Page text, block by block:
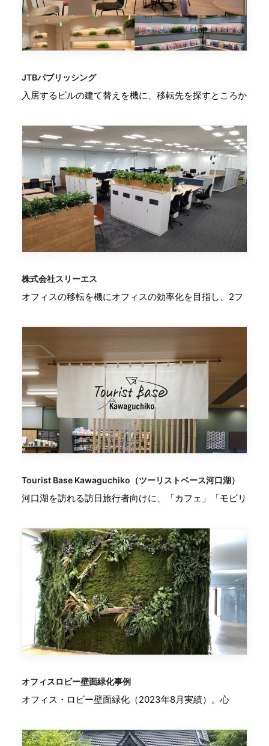
JTBパブリッシング
入居するビルの建て替えを機に、移転先を探すところか
株式会社スリーエス
オフィスの移転を機にオフィスの効率化を目指し、2フ
Tourist Base Kawaguchiko（ツーリストベース河口湖）
河口湖を訪れる訪日旅行者向けに、「カフェ」「モビリ
オフィスロビー壁面緑化事例
オフィス・ロビー壁面緑化（2023年8月実績）。心